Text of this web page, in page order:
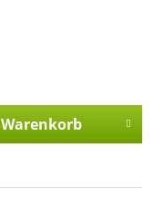
Warenkorb